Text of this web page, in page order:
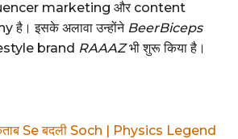
marketing और content
इसके अलावा उन्होंने BeerBiceps
brand RAAAZभी शुरू किया है।
Se बदली Soch | Physics Legend